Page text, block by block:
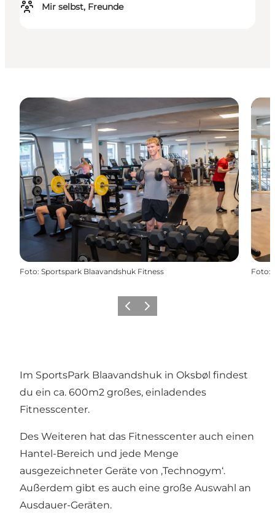
Mir selbst, Freunde
Foto: Sportspark Blaavandshuk Fitness Foto:
ZurückWeiter
Im SportsPark Blaavandshuk in Oksbøl findest
du ein ca. 600m2 großes, einladendes
Fitnesscenter.
Des Weiteren hat das Fitnesscenter auch einen
Hantel-Bereich und jede Menge
ausgezeichneter Geräte von ‚Technogym‘.
Außerdem gibt es auch eine große Auswahl an
Ausdauer-Geräten.